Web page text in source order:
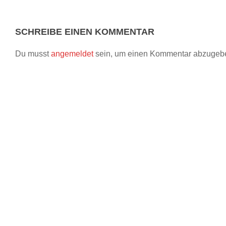
SCHREIBE EINEN KOMMENTAR
Du musstangemeldetsein, um einen Kommentar